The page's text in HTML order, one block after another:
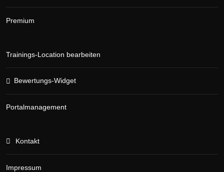
Premium
Trainings-Location bearbeiten
Bewertungs-Widget
Portalmanagement
Kontakt
Impressum